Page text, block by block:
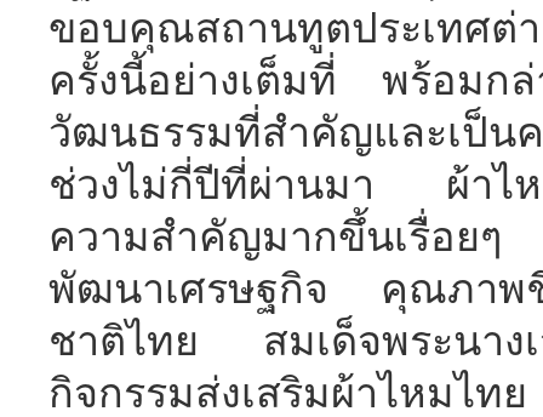
ขอบคุณสถานทูตประเทศต่
ครั้งนี้อย่างเต็มที่ พร้อมก
วัฒนธรรมที่สำคัญและเป็
ช่วงไม่กี่ปีที่ผ่านมา ผ้าไห
ความสำคัญมากขึ้นเรื่อย
พัฒนาเศรษฐกิจ คุณภาพชี
ชาติไทย สมเด็จพระนางเ
กิจกรรมส่งเสริมผ้าไหมไ